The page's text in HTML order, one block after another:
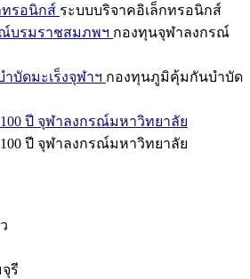
ทรอนิกส์ ระบบบริจาคอิเล็กทรอนิกส์
บรมราชสมภพฯ กองทุนจุฬาลงกรณ์
บัดมะเร็งจุฬาฯ กองทุนภูมิคุ้มกันบำบัด
ปี จุฬาลงกรณ์มหาวิทยาลัย
ปี จุฬาลงกรณ์มหาวิทยาลัย
รี